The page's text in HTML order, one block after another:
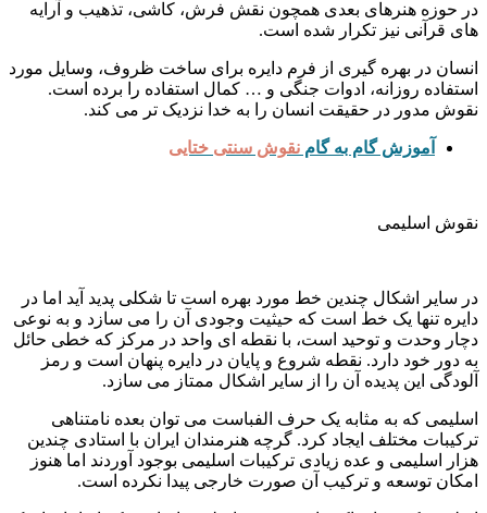
در حوزه هنرهای بعدی همچون نقش فرش، کاشی، تذهیب و آرایه
های قرآنی نیز تکرار شده است.
انسان در بهره گیری از فرم دایره برای ساخت ظروف، وسایل مورد
استفاده روزانه، ادوات جنگی و … کمال استفاده را برده است.
نقوش مدور در حقیقت انسان را به خدا نزدیک تر می کند.
آموزش گام به گام نقوش سنتی ختایی
نقوش اسلیمی
در سایر اشکال چندین خط مورد بهره است تا شکلی پدید آید اما در
دایره تنها یک خط است که حیثیت وجودی آن را می سازد و به نوعی
دچار وحدت و توحید است، با نقطه ای واحد در مرکز که خطی حائل
به دور خود دارد. نقطه شروع و پایان در دایره پنهان است و رمز
آلودگی این پدیده آن را از سایر اشکال ممتاز می سازد.
اسلیمی که به مثابه یک حرف الفباست می توان بعده نامتناهی
ترکیبات مختلف ایجاد کرد. گرچه هنرمندان ایران با استادی چندین
هزار اسلیمی و عده زیادی ترکیبات اسلیمی بوجود آوردند اما هنوز
امکان توسعه و ترکیب آن صورت خارجی پیدا نکرده است.